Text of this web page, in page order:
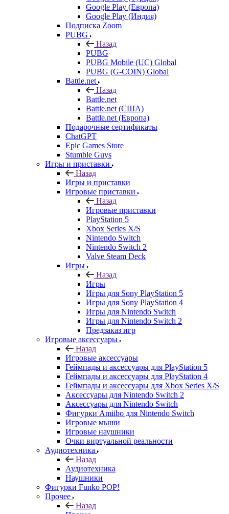
Google Play (Европа)
Google Play (Индия)
Подписка Zoom
PUBG
Назад
PUBG
PUBG Mobile (UC) Global
PUBG (G-COIN) Global
Battle.net
Назад
Battle.net
Battle.net (США)
Battle.net (Европа)
Подарочные сертификаты
ChatGPT
Epic Games Store
Stumble Guys
Игры и приставки
Назад
Игры и приставки
Игровые приставки
Назад
Игровые приставки
PlayStation 5
Xbox Series X/S
Nintendo Switch
Nintendo Switch 2
Valve Steam Deck
Игры
Назад
Игры
Игры для Sony PlayStation 5
Игры для Sony PlayStation 4
Игры для Nintendo Switch
Игры для Nintendo Switch 2
Предзаказ игр
Игровые аксессуары
Назад
Игровые аксессуары
Геймпады и аксессуары для PlayStation 5
Геймпады и аксессуары для PlayStation 4
Геймпады и аксессуары для Xbox Series X/S
Аксессуары для Nintendo Switch 2
Аксессуары для Nintendo Switch
Фигурки Amiibo для Nintendo Switch
Игровые мыши
Игровые наушники
Очки виртуальной реальности
Аудиотехника
Назад
Аудиотехника
Наушники
Фигурки Funko POP!
Прочее
Назад